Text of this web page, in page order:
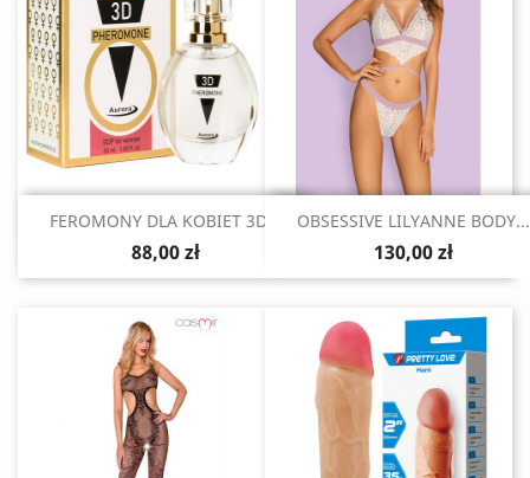
Szybki podgląd
FEROMONY DLA KOBIET 3D...
88,00 zł
Szybki podgląd
OBSESSIVE LILYANNE BODY...
130,00 zł